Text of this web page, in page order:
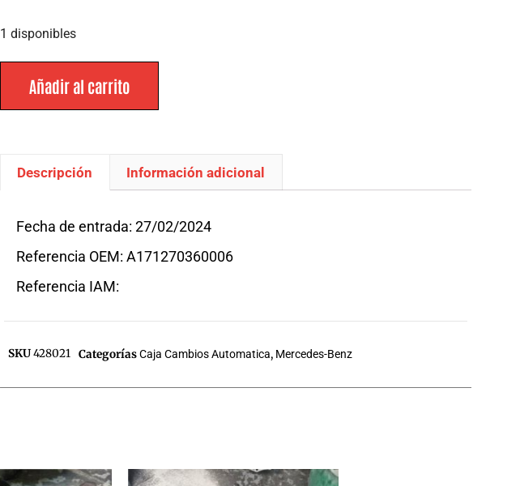
1 disponibles
Añadir al carrito
Descripción Información adicional
Fecha de entrada: 27/02/2024
Referencia OEM: A171270360006
Referencia IAM:
SKU428021 CategoríasCaja Cambios Automatica, Mercedes-Benz